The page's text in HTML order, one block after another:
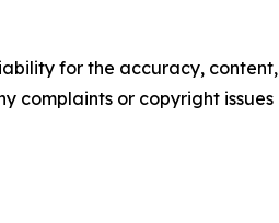
for the accuracy, content,
complaints or copyright issues